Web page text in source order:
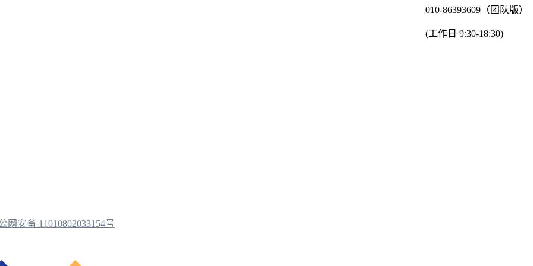
010-86393609（团队版）
(工作日 9:30-18:30)
网安备 11010802033154号